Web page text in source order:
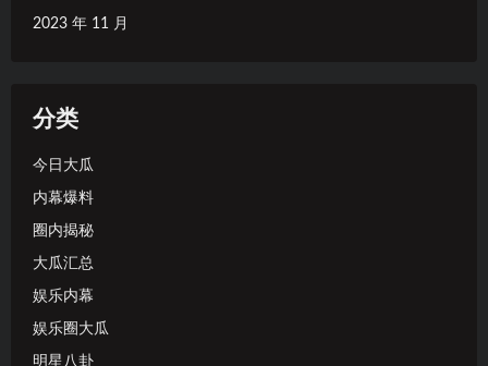
2023 年 11 月
分类
今日大瓜
内幕爆料
圈内揭秘
大瓜汇总
娱乐内幕
娱乐圈大瓜
明星八卦